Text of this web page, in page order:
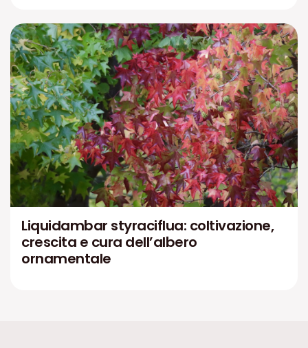
Liquidambar styraciflua: coltivazione,
crescita e cura dell’albero
ornamentale